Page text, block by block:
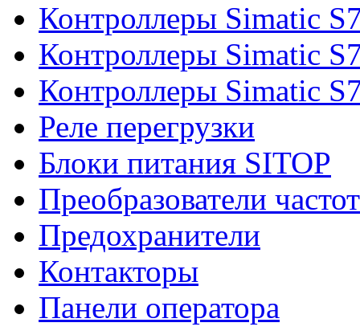
Контроллеры Simatic
Контроллеры Simatic
Контроллеры Simatic
Реле перегрузки
Блоки питания SITOP
Преобразователи
Предохранители
Контакторы
Панели оператора